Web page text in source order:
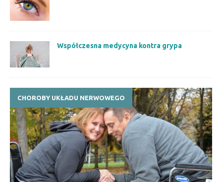
Współczesna medycyna kontra grypa
CHOROBY UKŁADU NERWOWEGO